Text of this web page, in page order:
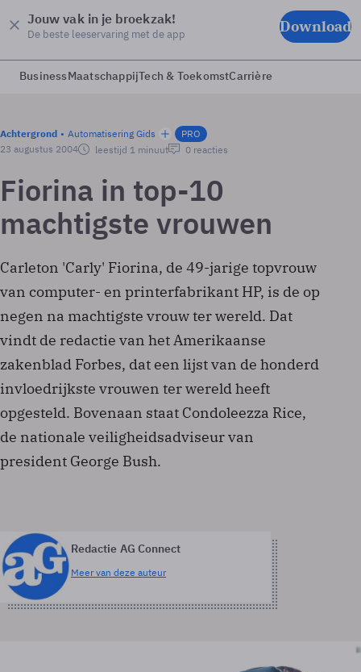
Jouw vak in je broekzak!
De beste leeservaring met de app Download
BusinessMaatschappijTech & ToekomstCarrière
Achtergrond Automatisering Gids
PRO
23 augustus 2004
leestijd 1 minuut 0 reacties
Fiorina in top-10
machtigste vrouwen
Carleton 'Carly' Fiorina, de 49-jarige topvrouw
van computer- en printerfabrikant HP, is de op
negen na machtigste vrouw ter wereld. Dat
vindt de redactie van het Amerikaanse
zakenblad Forbes, dat een lijst van de honderd
invloedrijkste vrouwen ter wereld heeft
opgesteld. Bovenaan staat Condoleezza Rice,
de nationale veiligheidsadviseur van
president George Bush.
Redactie AG Connect
Meer van deze auteur